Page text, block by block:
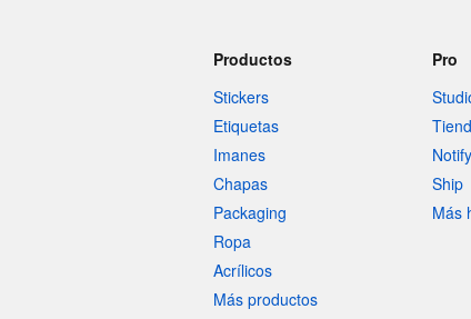
Productos
Stickers
Etiquetas
Imanes
Chapas
Packaging
Ropa
Acrílicos
Más productos
Pro
Notify
Ship
Más